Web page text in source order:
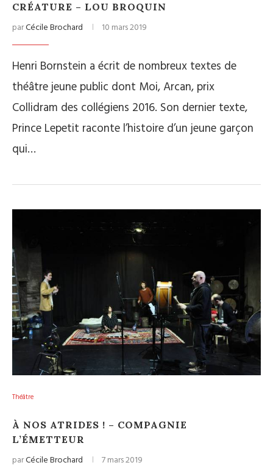
CRÉATURE – LOU BROQUIN
parCécile Brochard 10 mars 2019
Henri Bornstein a écrit de nombreux textes de
théâtre jeune public dont Moi, Arcan, prix
Collidram des collégiens 2016. Son dernier texte,
Prince Lepetit raconte l’histoire d’un jeune garçon
qui…
Théâtre
À NOS ATRIDES ! – COMPAGNIE
L’ÉMETTEUR
parCécile Brochard 7 mars 2019